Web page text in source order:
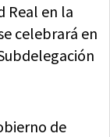
Real en la
celebrará en
de